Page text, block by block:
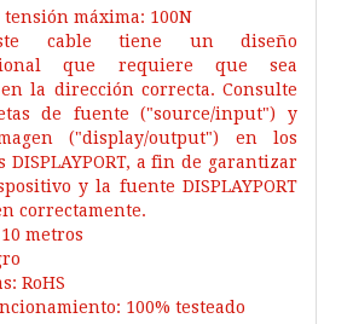
tensión máxima: 100N
cable tiene un diseño
que requiere que sea
la dirección correcta. Consulte
de fuente ("source/input") y
("display/output") en los
DISPLAYPORT, a fin de garantizar
y la fuente DISPLAYPORT
correctamente.
metros
RoHS
100% testeado